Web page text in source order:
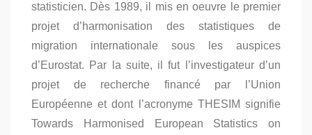
statisticien. Dès 1989, il mis en oeuvre le premier
projet d’harmonisation des statistiques de
migration internationale sous les auspices
d’Eurostat. Par la suite, il fut l’investigateur d’un
projet de recherche financé par l’Union
Européenne et dont l’acronyme THESIM signifie
Towards Harmonised European Statistics on